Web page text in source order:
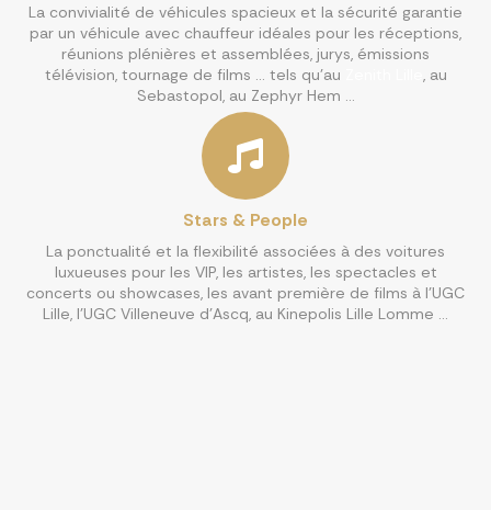
La convivialité de véhicules spacieux et la sécurité garantie
par un véhicule avec chauffeur idéales pour les réceptions,
réunions plénières et assemblées, jurys, émissions
télévision, tournage de films … tels qu’au
, au
Sebastopol, au Zephyr Hem …
Stars & People
La ponctualité et la flexibilité associées à des voitures
luxueuses pour les VIP, les artistes, les spectacles et
concerts ou showcases, les avant première de films à l’UGC
Lille, l’UGC Villeneuve d’Ascq, au Kinepolis Lille Lomme …